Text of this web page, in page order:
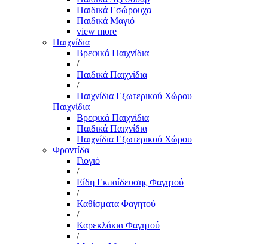
Παιδικά Εσώρουχα
Παιδικά Μαγιό
view more
Παιχνίδια
Βρεφικά Παιχνίδια
/
Παιδικά Παιχνίδια
/
Παιχνίδια Εξωτερικού Χώρου
Παιχνίδια
Βρεφικά Παιχνίδια
Παιδικά Παιχνίδια
Παιχνίδια Εξωτερικού Χώρου
Φροντίδα
Γιογιό
/
Είδη Εκπαίδευσης Φαγητού
/
Καθίσματα Φαγητού
/
Καρεκλάκια Φαγητού
/